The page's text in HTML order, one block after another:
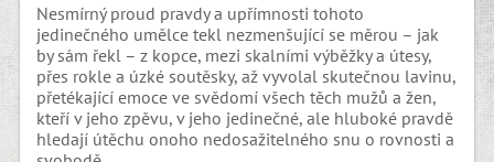
Nesmírný proud pravdy a upřímnosti tohoto
jedinečného umělce tekl nezmenšující se měrou – jak
by sám řekl – z kopce, mezi skalními výběžky a útesy,
přes rokle a úzké soutěsky, až vyvolal skutečnou lavinu,
přetékající emoce ve svědomí všech těch mužů a žen,
kteří v jeho zpěvu, v jeho jedinečné, ale hluboké pravdě
hledají útěchu onoho nedosažitelného snu o rovnosti a